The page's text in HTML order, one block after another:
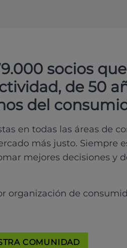
socios
de 50
del
en todas las áreas de
más justo. Siempre
mejores decisiones y
organización de
COMUNIDAD